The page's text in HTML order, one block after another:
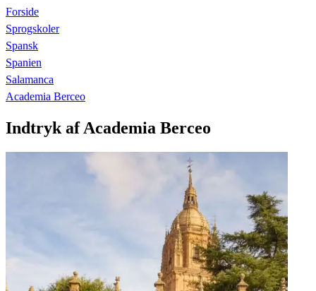
Forside
Sprogskoler
Spansk
Spanien
Salamanca
Academia Berceo
Indtryk af Academia Berceo